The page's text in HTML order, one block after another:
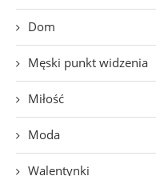
Dom
Męski punkt widzenia
Miłość
Moda
Walentynki